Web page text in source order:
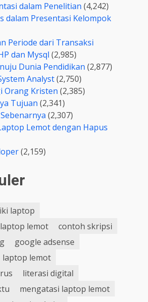
dalam Penelitian (4,242)
dalam Presentasi Kelompok
Periode dari Transaksi
dan Mysql (2,985)
Dunia Pendidikan (2,877)
Analyst(2,750)
Orang Kristen (2,385)
Tujuan (2,341)
(2,307)
Lemot dengan Hapus
(2,159)
laptop
lemot
contoh skripsi
google adsense
laptop lemot
literasi digital
mengatasi laptop lemot